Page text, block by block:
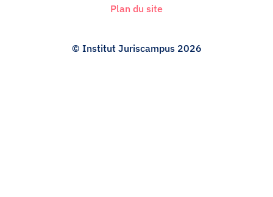
Plan du site
© Institut Juriscampus 2026